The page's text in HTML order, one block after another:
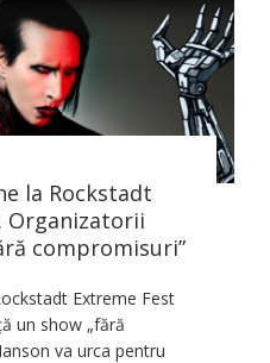
la Rockstadt
Organizatorii
compromisuri”
Extreme Fest
un show „fără
va urca pentru